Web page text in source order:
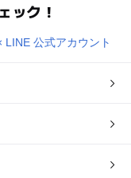
ック！